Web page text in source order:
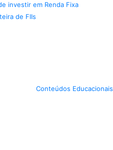
investir em Renda Fixa
de FIIs
Conteúdos Educacionais